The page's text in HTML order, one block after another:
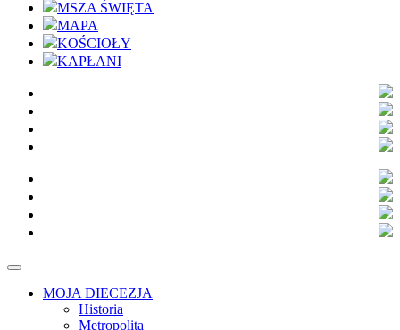
MSZA ŚWIĘTA
MAPA
KOŚCIOŁY
KAPŁANI
MOJA DIECEZJA
Historia
Metropolita